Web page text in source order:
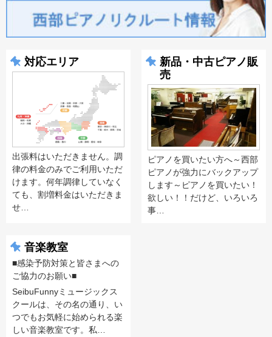
対応エリア
出張料はいただきません。調
律の料金のみでご利用いただ
けます。何年調律していなく
ても、割増料金はいただきま
せ…
新品・中古ピアノ販
売
ピアノを買いたい方へ～西部
ピアノが強力にバックアップ
します～ピアノを買いたい！
欲しい！！だけど、いろいろ
事…
音楽教室
■感染予防対策と皆さまへの
ご協力のお願い■
SeibuFunnyミュージックス
クールは、その名の通り、い
つでもお気軽に始められる楽
しい音楽教室です。私…